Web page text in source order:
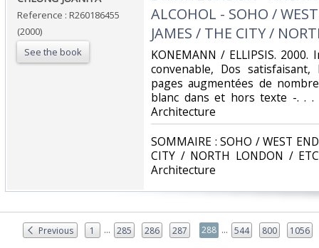
Reference : R260186455
(2000)
See the book
ALCOHOL - SOHO /
JAMES / THE CITY /
‎KONEMANN / ELLIPSIS.
convenable, Dos
pages augmentées de
blanc dans et hors texte -. . .
Architecture‎
‎SOMMAIRE : SOHO / WEST
CITY / NORTH LONDON /
Architecture‎
Previous 1 ... 285 286 287 288 ... 544 800 1056